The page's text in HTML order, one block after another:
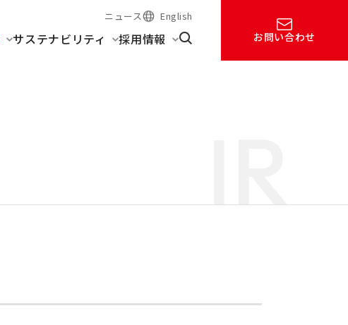
ニュース English
サステナビリティ 採用情報 お問い合わせ
IR